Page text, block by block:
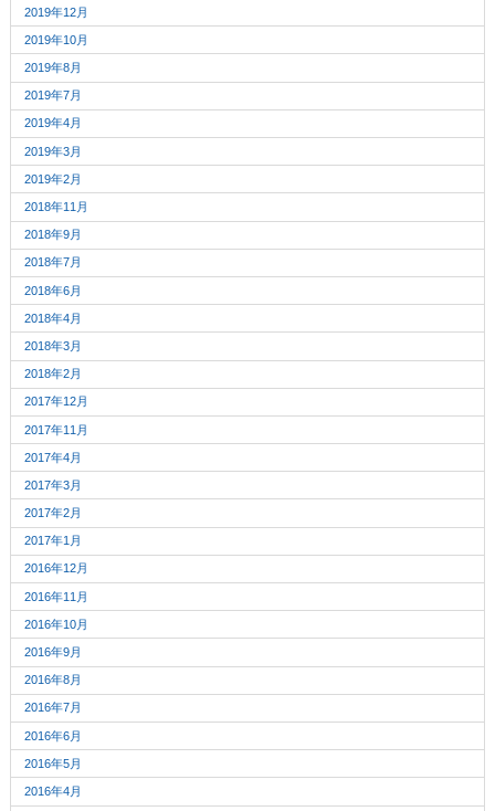
2019年12月
2019年10月
2019年8月
2019年7月
2019年4月
2019年3月
2019年2月
2018年11月
2018年9月
2018年7月
2018年6月
2018年4月
2018年3月
2018年2月
2017年12月
2017年11月
2017年4月
2017年3月
2017年2月
2017年1月
2016年12月
2016年11月
2016年10月
2016年9月
2016年8月
2016年7月
2016年6月
2016年5月
2016年4月